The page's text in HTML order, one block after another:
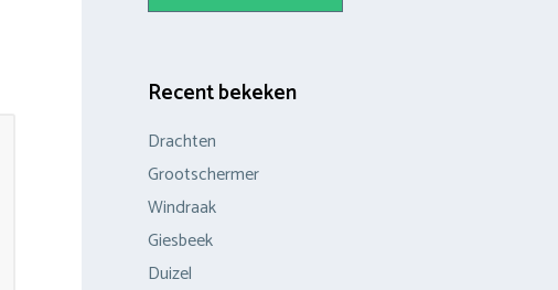
Recent bekeken
Drachten
Grootschermer
Windraak
Giesbeek
Duizel